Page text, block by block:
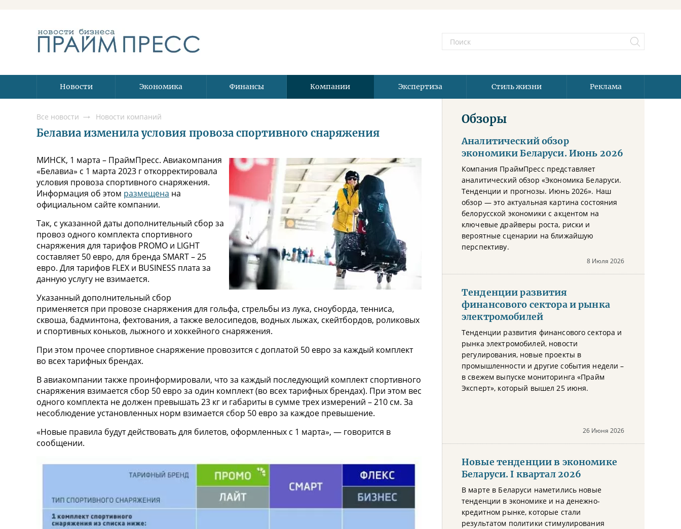
Новости Экономика Финансы Компании Экспертиза Стиль жизни Реклама
Все новости Новости компаний
Белавиа изменила условия провоза спортивного снаряжения
МИНСК, 1 марта – ПраймПресс. Авиакомпания
«Белавиа» с 1 марта 2023 г откорректировала
условия провоза спортивного снаряжения.
Информация об этом размещена на
официальном сайте компании.
Так, с указанной даты дополнительный сбор за
провоз одного комплекта спортивного
снаряжения для тарифов PROMO и LIGHT
составляет 50 евро, для бренда SMART – 25
евро. Для тарифов FLEX и BUSINESS плата за
данную услугу не взимается.
Указанный дополнительный сбор
применяется при провозе снаряжения для гольфа, стрельбы из лука, сноуборда, тенниса,
сквоша, бадминтона, фехтования, а также велосипедов, водных лыжах, скейтбордов, роликовых
и спортивных коньков, лыжного и хоккейного снаряжения.
При этом прочее спортивное снаряжение провозится с доплатой 50 евро за каждый комплект
во всех тарифных брендах.
В авиакомпании также проинформировали, что за каждый последующий комплект спортивного
снаряжения взимается сбор 50 евро за один комплект (во всех тарифных брендах). При этом вес
одного комплекта не должен превышать 23 кг и габариты в сумме трех измерений – 210 см. За
несоблюдение установленных норм взимается сбор 50 евро за каждое превышение.
«Новые правила будут действовать для билетов, оформленных с 1 марта», — говорится в
сообщении.
Обзоры
Аналитический обзор
экономики Беларуси. Июнь 2026
Компания ПраймПресс представляет
аналитический обзор «Экономика Беларуси.
Тенденции и прогнозы. Июнь 2026». Наш
обзор — это актуальная картина состояния
белорусской экономики с акцентом на
ключевые драйверы роста, риски и
вероятные сценарии на ближайшую
перспективу.
8 Июля 2026
Тенденции развития
финансового сектора и рынка
электромобилей
Тенденции развития финансового сектора и
рынка электромобилей, новости
регулирования, новые проекты в
промышленности и другие события недели –
в свежем выпуске мониторинга «Прайм
Эксперт», который вышел 25 июня.
26 Июня 2026
Новые тенденции в экономике
Беларуси. I квартал 2026
В марте в Беларуси наметились новые
тенденции в экономике и на денежно-
кредитном рынке, которые стали
результатом политики стимулирования